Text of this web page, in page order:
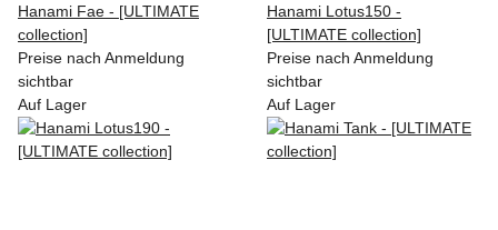
Hanami Fae - [ULTIMATE
collection]
Preise nach Anmeldung
sichtbar
Hanami Lotus150 -
[ULTIMATE collection]
Preise nach Anmeldung
sichtbar
Auf Lager
Auf Lager